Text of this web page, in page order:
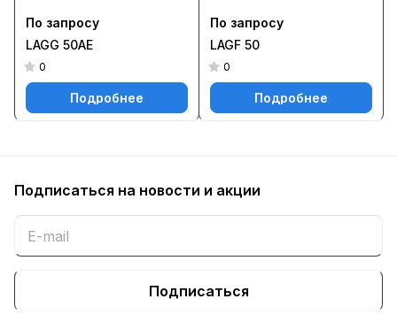
По запросу
LAGG 50AE
0
Подробнее
По запросу
LAGF 50
0
Подробнее
Подписаться на новости и акции
Подписаться